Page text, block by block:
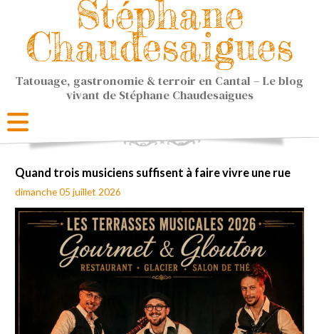
Stéphane
Chaudesaigues
Tatouage, gastronomie & terroir en Cantal – Le blog
vivant de Stéphane Chaudesaigues
Quand trois musiciens suffisent à faire vivre une rue
dimanche 05 juillet 2026